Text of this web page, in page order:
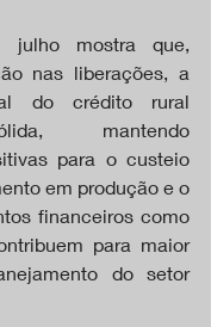
julho mostra que,
nas liberações, a
do crédito rural
mantendo
para o custeio
em produção e o
financeiros como
para maior
do setor